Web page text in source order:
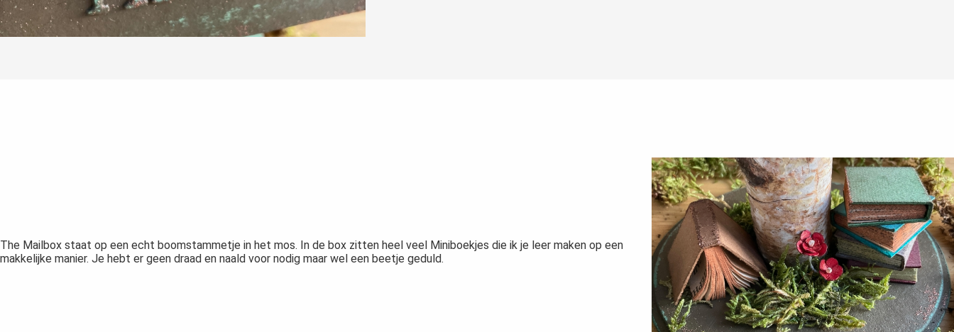
The Mailbox staat op een echt boomstammetje in het mos. In de box zitten heel veel Miniboekjes die ik je leer maken op een
makkelijke manier. Je hebt er geen draad en naald voor nodig maar wel een beetje geduld.